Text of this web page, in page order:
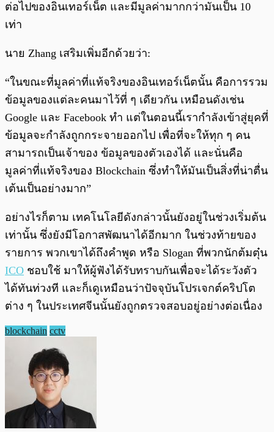
ต่อไปของอินเทอร์เน็ต และมีมูลค่ามากกว่ามันเป็น 10
เท่า
นาย Zhang เสริมเพิ่มอีกด้วยว่า:
“ในขณะที่มูลค่าที่แท้จริงของอินเทอร์เน็ตนั้น คือการรวม
ข้อมูลของแต่ละคนมาไว้ที่ ๆ เดียวกัน เหมือนดังเช่น
Google และ Facebook ทำ แต่ในตอนนี้เรากำลังเข้าสู่ยุคที่
ข้อมูลจะกำลังถูกกระจายออกไป เพื่อที่จะให้ทุก ๆ คน
สามารถเป็นเจ้าของ ข้อมูลของตัวเองได้ และนั่นคือ
มูลค่าที่แท้จริงของ Blockchain ซึ่งทำให้มันเป็นสิ่งที่น่าตื่น
เต้นเป็นอย่างมาก”
อย่างไรก็ตาม เทคโนโลยีดังกล่าวนั้นยังอยู่ในช่วงเริ่มต้น
เท่านั้น ซึ่งยังมีโอกาสพัฒนาได้อีกมาก ในช่วงท้ายของ
รายการ พวกเขาได้ถึงคำพูด หรือ Slogan ที่พวกนักต้มตุ๋น
ICO ชอบใช้ มาให้ผู้ฟังได้รับทราบกันเพื่อจะได้ระวังตัว
ได้ทันท่วงที และก็เดูเหมือนว่าปัจจุบันโปรเจกต์คริปโต
ต่าง ๆ ในประเทศจีนนั้นยังถูกตรวจสอบอยู่อย่างต่อเนื่อง
blockchain cctv